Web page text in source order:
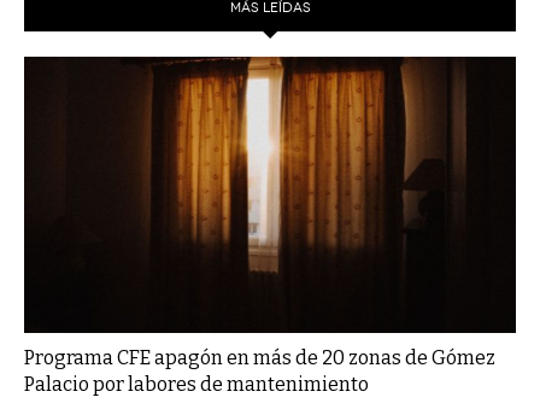
MÁS LEÍDAS
Programa CFE apagón en más de 20 zonas de Gómez
Palacio por labores de mantenimiento